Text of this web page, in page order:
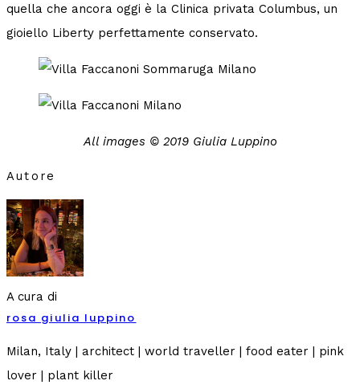
quella che ancora oggi è la Clinica privata Columbus, un
gioiello Liberty perfettamente conservato.
All images © 2019 Giulia Luppino
Autore
A cura di
rosa giulia luppino
Milan, Italy | architect | world traveller | food eater | pink
lover | plant killer